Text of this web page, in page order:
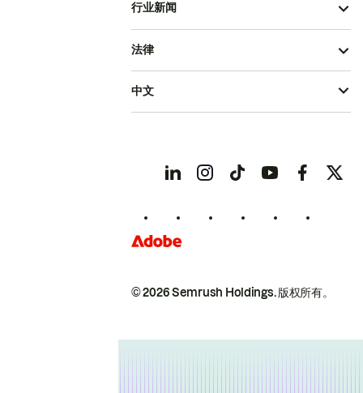
行业新闻
© 2026 Semrush Holdings.版权所有。
法律
中文